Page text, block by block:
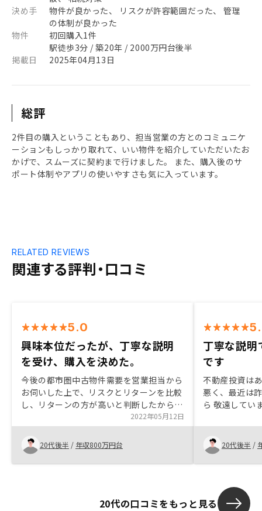
決め手
物件が良かった、 リスクが許容範囲だった、 管理
の体制が良かった
物件
初回購入1件
駅徒歩3分 / 築20年 / 2000万円台後半
掲載日
2025年04月13日
総評
2件目の購入ということもあり、担当営業の方とのコミュニケ
ーションもしっかり取れて、いい物件を紹介していただいたお
かげで、スムーズに契約まで行けました。 また、購入後のサ
ポート体制やアプリの使いやすさも気に入っています。
関連する評判・口コミ
RELATED REVIEWS
5.0
興味本位だったが、丁寧な説明
を受け、購入を決めた。
今後の都市圏中古物件需要を営業担当から
お伺いした上で、リスクとリターンを比較
し、リターンの方が高いと判断したから、
renosyでの購入を決めました。不動産投
資を始める人は、よく不動産投資の世界を
理解していない方が多くいると思うので、
話聞く分にはただ、勉強と思って、まずは
聞いてみたらいいと思います。契約までの
2022年05月12日
20代後半 / 年収800万円台
丁寧な説明
です
不動産投資は
悪く、最近は
ら 敬遠してい
険代わりであ
とメリットの
と同じような
は営業さんと
20代後半 /
20代の口コミをもっと見る